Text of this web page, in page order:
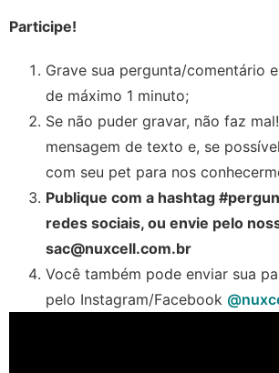
Participe!
Grave sua pergunta/comentário
de máximo 1 minuto;
Se não puder gravar, não faz
mensagem de texto e, se
com seu pet para nos
Publique com a hashtag
redes sociais, ou envie pelo
sac@nuxcell.com.br
Você também pode enviar sua
pelo Instagram/Facebook